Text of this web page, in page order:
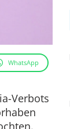
WhatsApp
Verbots